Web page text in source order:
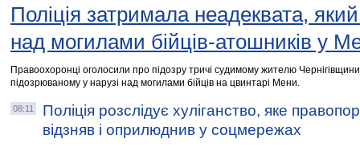
Поліція затримала неадеквата,
над могилами бійців-атошників у
Правоохоронці оголосили про підозру тричі судимому жителю
підозрюваному у нарузі над могилами бійців на цвинтарі Мени.
08:11
Поліція розслідує хуліганство, яке
відзняв і оприлюднив у соцмережах